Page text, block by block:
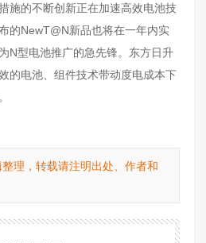
施的不断创新正在加速高效电池技
的NewT@N新品也将在一年内实
N型电池推广的急先锋。东方日升
的电池、组件技术带动度电成本下
理，转载请注明出处、作者和